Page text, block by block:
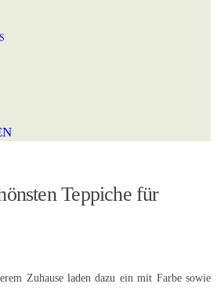
Teppiche für
Zuhause laden dazu ein mit Farbe sowie